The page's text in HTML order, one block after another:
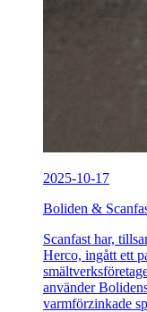
2025-10-17
Boliden &
Scanfast har,
Herco, ingått ett
använder
varmförzinkade